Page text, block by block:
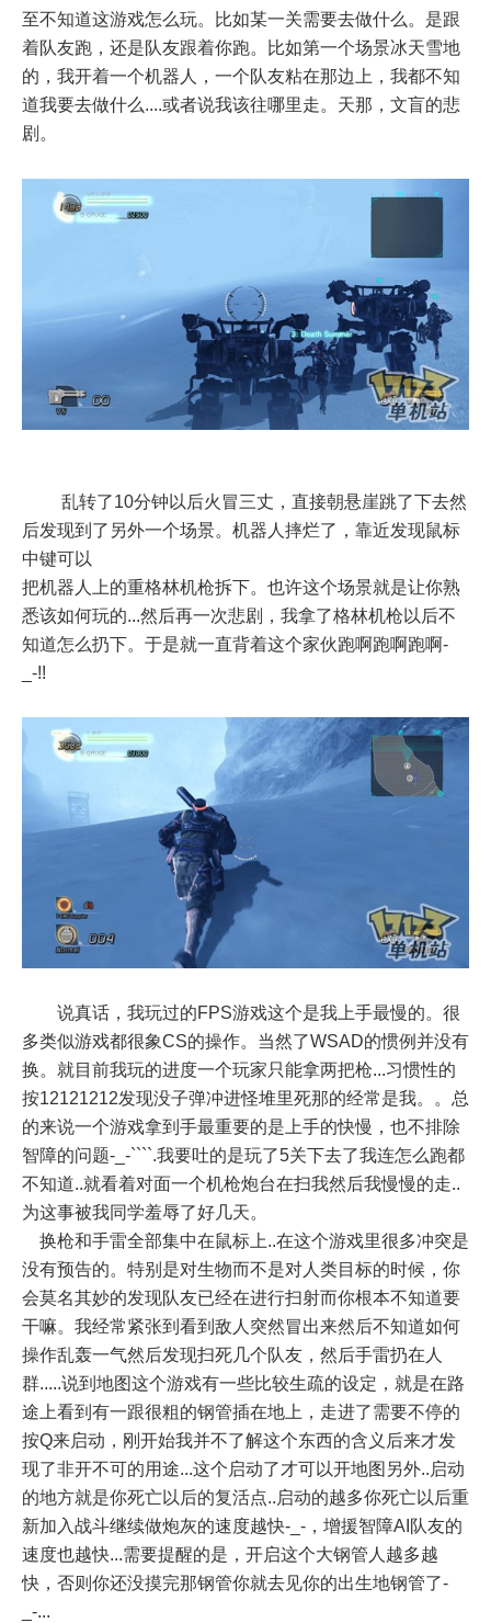
至不知道这游戏怎么玩。比如某一关需要去做什么。是跟
着队友跑，还是队友跟着你跑。比如第一个场景冰天雪地
的，我开着一个机器人，一个队友粘在那边上，我都不知
道我要去做什么....或者说我该往哪里走。天那，文盲的悲
剧。
乱转了10分钟以后火冒三丈，直接朝悬崖跳了下去然
后发现到了另外一个场景。机器人摔烂了，靠近发现鼠标
中键可以
把机器人上的重格林机枪拆下。也许这个场景就是让你熟
悉该如何玩的...然后再一次悲剧，我拿了格林机枪以后不
知道怎么扔下。于是就一直背着这个家伙跑啊跑啊跑啊-
_-!!
说真话，我玩过的FPS游戏这个是我上手最慢的。很
多类似游戏都很象CS的操作。当然了WSAD的惯例并没有
换。就目前我玩的进度一个玩家只能拿两把枪...习惯性的
按12121212发现没子弹冲进怪堆里死那的经常是我。。总
的来说一个游戏拿到手最重要的是上手的快慢，也不排除
智障的问题-_-````.我要吐的是玩了5关下去了我连怎么跑都
不知道..就看着对面一个机枪炮台在扫我然后我慢慢的走..
为这事被我同学羞辱了好几天。
换枪和手雷全部集中在鼠标上..在这个游戏里很多冲突是
没有预告的。特别是对生物而不是对人类目标的时候，你
会莫名其妙的发现队友已经在进行扫射而你根本不知道要
干嘛。我经常紧张到看到敌人突然冒出来然后不知道如何
操作乱轰一气然后发现扫死几个队友，然后手雷扔在人
群.....说到地图这个游戏有一些比较生疏的设定，就是在路
途上看到有一跟很粗的钢管插在地上，走进了需要不停的
按Q来启动，刚开始我并不了解这个东西的含义后来才发
现了非开不可的用途...这个启动了才可以开地图另外..启动
的地方就是你死亡以后的复活点..启动的越多你死亡以后重
新加入战斗继续做炮灰的速度越快-_-，增援智障AI队友的
速度也越快...需要提醒的是，开启这个大钢管人越多越
快，否则你还没摸完那钢管你就去见你的出生地钢管了-
_-...